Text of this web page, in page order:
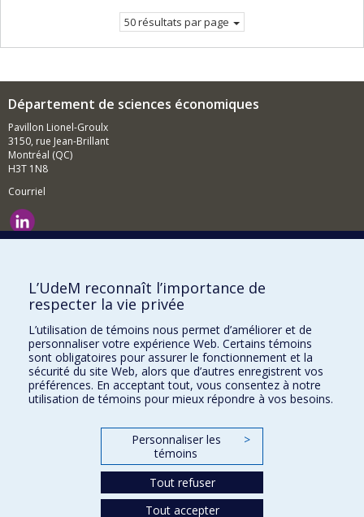
50 résultats par page
Département de sciences économiques
Pavillon Lionel-Groulx
3150, rue Jean-Brillant
Montréal (QC)
H3T 1N8
Courriel
Comment soutenir le Département?
BESOIN D'AIDE?
Plan du site
Signaler une erreur
Accessibilité
FACULTÉ DES ARTS ET DES SCIENCES
Nos départements et écoles
L’UdeM reconnaît l’importance de
respecter la vie privée
L’utilisation de témoins nous permet d’améliorer et de
personnaliser votre expérience Web. Certains témoins
sont obligatoires pour assurer le fonctionnement et la
sécurité du site Web, alors que d’autres enregistrent vos
préférences. En acceptant tout, vous consentez à notre
utilisation de témoins pour mieux répondre à vos besoins.
Personnaliser les
témoins
>
Tout refuser
Tout accepter